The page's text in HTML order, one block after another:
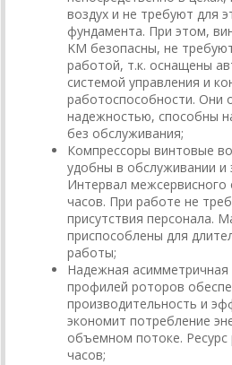
воздух и не требуют для
фундамента. При этом,
KM безопасны, не
работой, т.к. оснащены
системой управления и
работоспособности. Они
надежностью, способны
без обслуживания;
Компрессоры винтовые
удобны в обслуживании и
Интервал межсервисного
часов. При работе не
присутствия персонала.
приспособлены для
работы;
Надежная асимметричная
профилей роторов
производительность и
экономит потребление
объемном потоке.
часов;